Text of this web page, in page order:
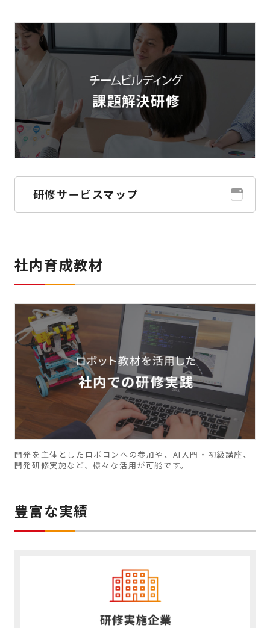
研修サービスマップ
社内育成教材
開発を主体としたロボコンへの参加や、AI入門・初級講座、
開発研修実施など、様々な活用が可能です。
豊富な実績